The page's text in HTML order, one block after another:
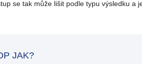
se tak může lišit podle typu výsledku a
JAK?